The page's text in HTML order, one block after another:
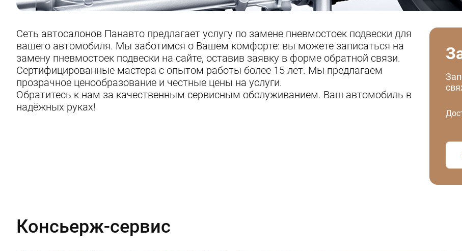
Сеть автосалонов Панавто предлагает услугу по замене пневмостоек подвески для
вашего автомобиля. Мы заботимся о Вашем комфорте: вы можете записаться на
замену пневмостоек подвески на сайте, оставив заявку в форме обратной связи.
Сертифицированные мастера с опытом работы более 15 лет. Мы предлагаем
прозрачное ценообразование и честные цены на услуги.
Обратитесь к нам за качественным сервисным обслуживанием. Ваш автомобиль в
надёжных руках!
Консьерж-сервис